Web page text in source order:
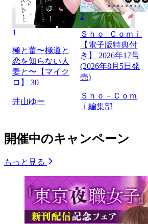
1
極と蕾〜極道と
恋を知らない人
妻と〜【マイク
ロ】 30
井山ゆー
2
Ｓｈｏ−Ｃｏｍｉ
【電子版特典付
き】 2026年17号
(2026年8月5日発
売)
Ｓｈｏ－Ｃｏｍ
ｉ編集部
開催中のキャンペーン
もっと見る